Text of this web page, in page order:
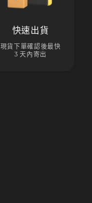
快速出貨
現貨下單確認後最快
3 天內寄出